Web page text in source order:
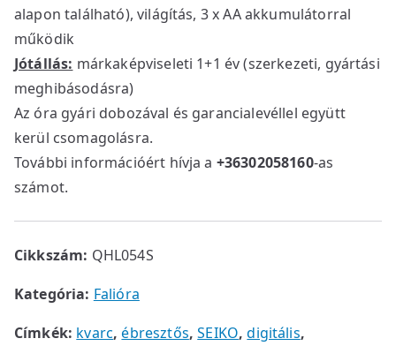
alapon található), világítás, 3 x AA akkumulátorral
működik
Jótállás: márkaképviseleti 1+1 év (szerkezeti, gyártási
meghibásodásra)
Az óra gyári dobozával és garancialevéllel együtt
kerül csomagolásra.
További információért hívja a +36302058160-as
számot.
Cikkszám: QHL054S
Kategória: Falióra
Címkék: kvarc,ébresztős,SEIKO,digitális,